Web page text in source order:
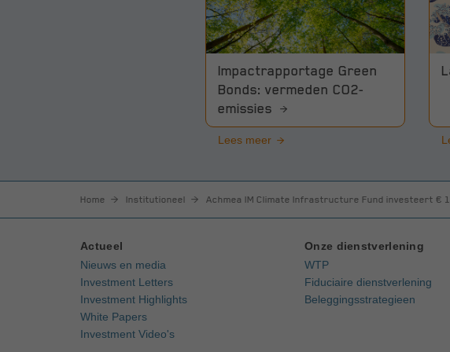
Impactrapportage Green
Bonds: vermeden CO2-
emissies
Lees meer
Home Institutioneel Achmea IM Climate Infrastructure Fund investeert €
Actueel
Nieuws en media
Investment Letters
Investment Highlights
White Papers
Investment Video's
Onze dienstverlening
WTP
Fiduciaire dienstverlening
Beleggingsstrategieen